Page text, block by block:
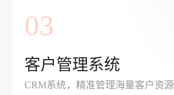
03
客户管理系统
CRM系统，精准管理海量客户资源